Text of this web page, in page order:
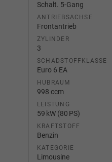
Schalt. 5-Gang
ANTRIEBSACHSE
Frontantrieb
ZYLINDER
3
SCHADSTOFFKLASSE
Euro 6 EA
HUBRAUM
998 ccm
LEISTUNG
59 kW (80 PS)
KRAFTSTOFF
Benzin
KATEGORIE
Limousine